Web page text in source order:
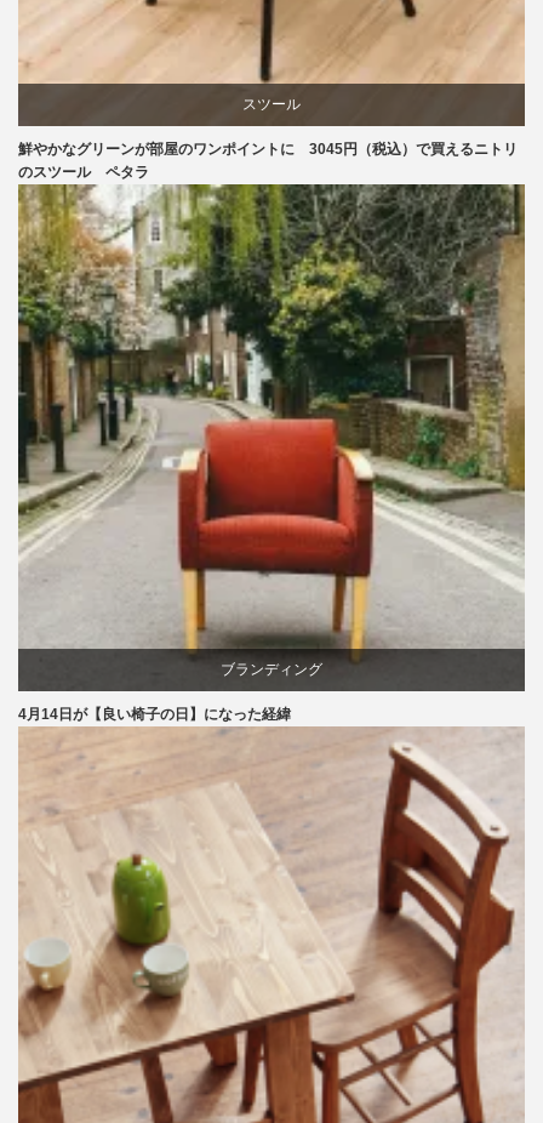
スツール
椅子
鮮やかなグリーンが部屋のワンポイントに 3045円（税込）で買えるニトリ
のスツール ペタラ
ブランディング
マーケティング
旭川
4月14日が【良い椅子の日】になった経緯